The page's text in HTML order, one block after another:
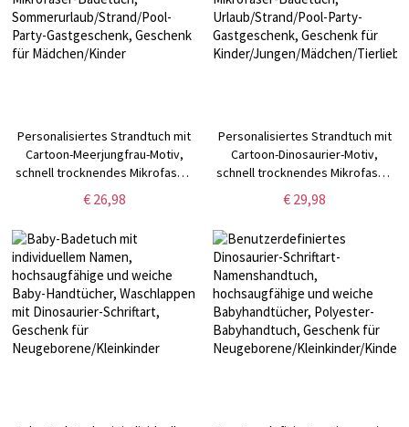
Personalisiertes Strandtuch mit
Cartoon-Meerjungfrau-Motiv,
schnell trocknendes Mikrofaser-
Badetuch,
Sommerurlaub/Strand/Pool-
Party-Gastgeschenk, Geschenk
für Mädchen/Kinder
€ 26,98
Personalisiertes Strandtuch mit
Cartoon-Dinosaurier-Motiv,
schnell trocknendes Mikrofaser-
Badetuch, Urlaub/Strand/Pool-
Party-Gastgeschenk, Geschenk
Kinder/Jungen/Mädchen/
€ 29,98